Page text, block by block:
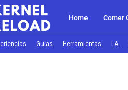
Home Comer
Guías Herramientas I.A.